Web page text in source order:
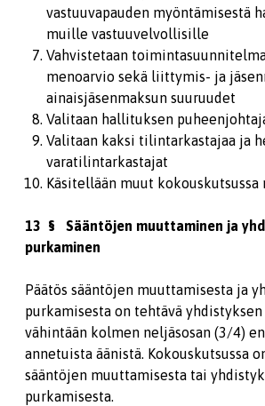
vastuuvapauden myöntämisestä
muille vastuuvelvollisille
Vahvistetaan
menoarvio sekä liittymis- ja
ainaisjäsenmaksun suuruudet
Valitaan hallituksen
Valitaan kaksi tilintarkastajaa ja
varatilintarkastajat
Käsitellään muut
13 § Sääntöjen muuttaminen ja
purkaminen
Päätös sääntöjen muuttamisesta ja
purkamisesta on tehtävä
vähintään kolmen neljäsosan (3/4)
annetuista äänistä. Kokouskutsussa
sääntöjen muuttamisesta tai
purkamisesta.